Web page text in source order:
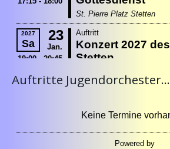
Auftritte Jugendorchester...